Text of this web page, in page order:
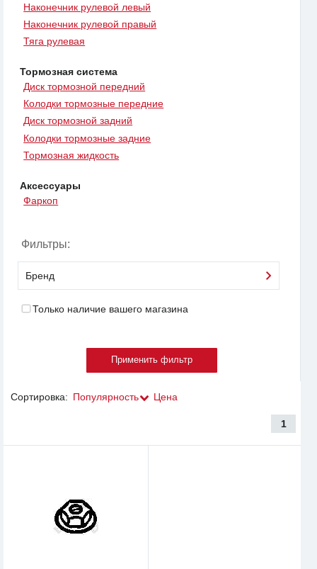
Наконечник рулевой левый
Наконечник рулевой правый
Тяга рулевая
Тормозная система
Диск тормозной передний
Колодки тормозные передние
Диск тормозной задний
Колодки тормозные задние
Тормозная жидкость
Аксессуары
Фаркоп
Фильтры:
Бренд
Только наличие вашего магазина
Сортировка: Популярность Цена
1